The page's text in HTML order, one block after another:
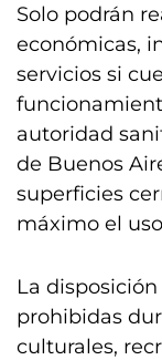
Solo podrán
económicas,
servicios si
autoridad
de Buenos
superficies
máximo el
La
prohibidas
culturales,